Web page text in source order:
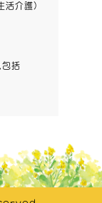
介護）
括